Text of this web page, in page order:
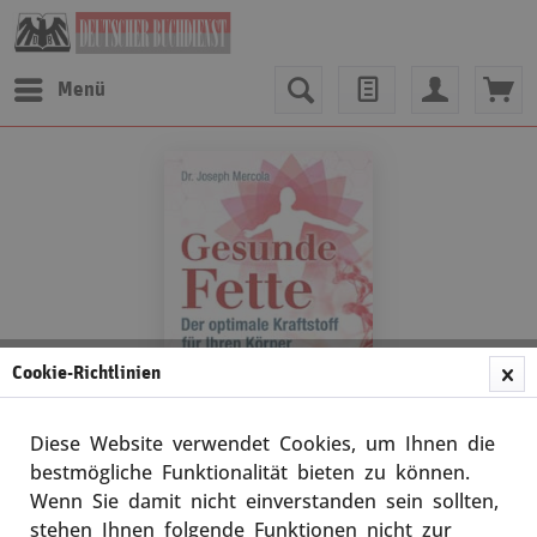
Menü
Dr. Joseph Mercola
Cookie-Richtlinien
Diese Website verwendet Cookies, um Ihnen die
bestmögliche Funktionalität bieten zu können.
Wenn Sie damit nicht einverstanden sein sollten,
stehen Ihnen folgende Funktionen nicht zur